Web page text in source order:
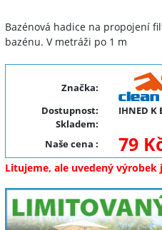
Bazénová hadice na propojení
bazénu. V metráži po 1 m
Značka:
Dostupnost:
IHNED K
Skladem:
Naše cena : 79
Litujeme, ale uvedený